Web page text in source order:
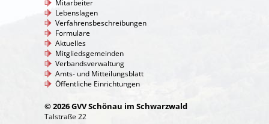
Mitarbeiter
Lebenslagen
Verfahrensbeschreibungen
Formulare
Aktuelles
Mitgliedsgemeinden
Verbandsverwaltung
Amts- und Mitteilungsblatt
Öffentliche Einrichtungen
© 2026 GVV Schönau im Schwarzwald
Talstraße 22